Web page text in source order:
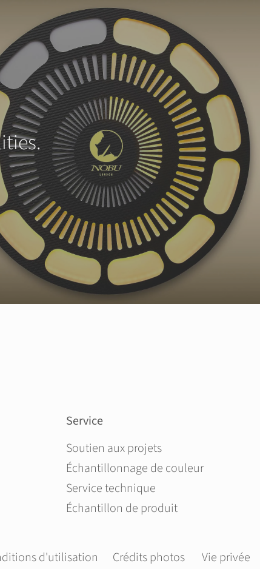
Service
Aller au contenu
Soutien aux projets
Échantillonnage de couleur
Service technique
Échantillon de produit
d'utilisation Crédits photos Vie privée